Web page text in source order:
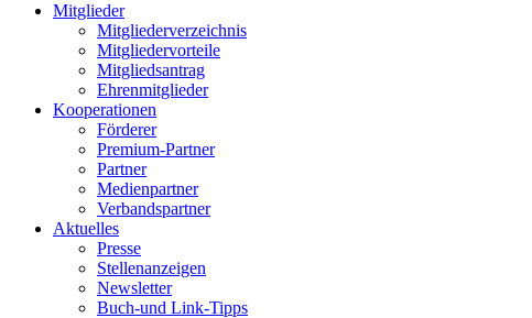
Mitglieder
Mitgliederverzeichnis
Mitgliedervorteile
Mitgliedsantrag
Ehrenmitglieder
Kooperationen
Förderer
Premium-Partner
Partner
Medienpartner
Verbandspartner
Aktuelles
Presse
Stellenanzeigen
Newsletter
Buch-und Link-Tipps